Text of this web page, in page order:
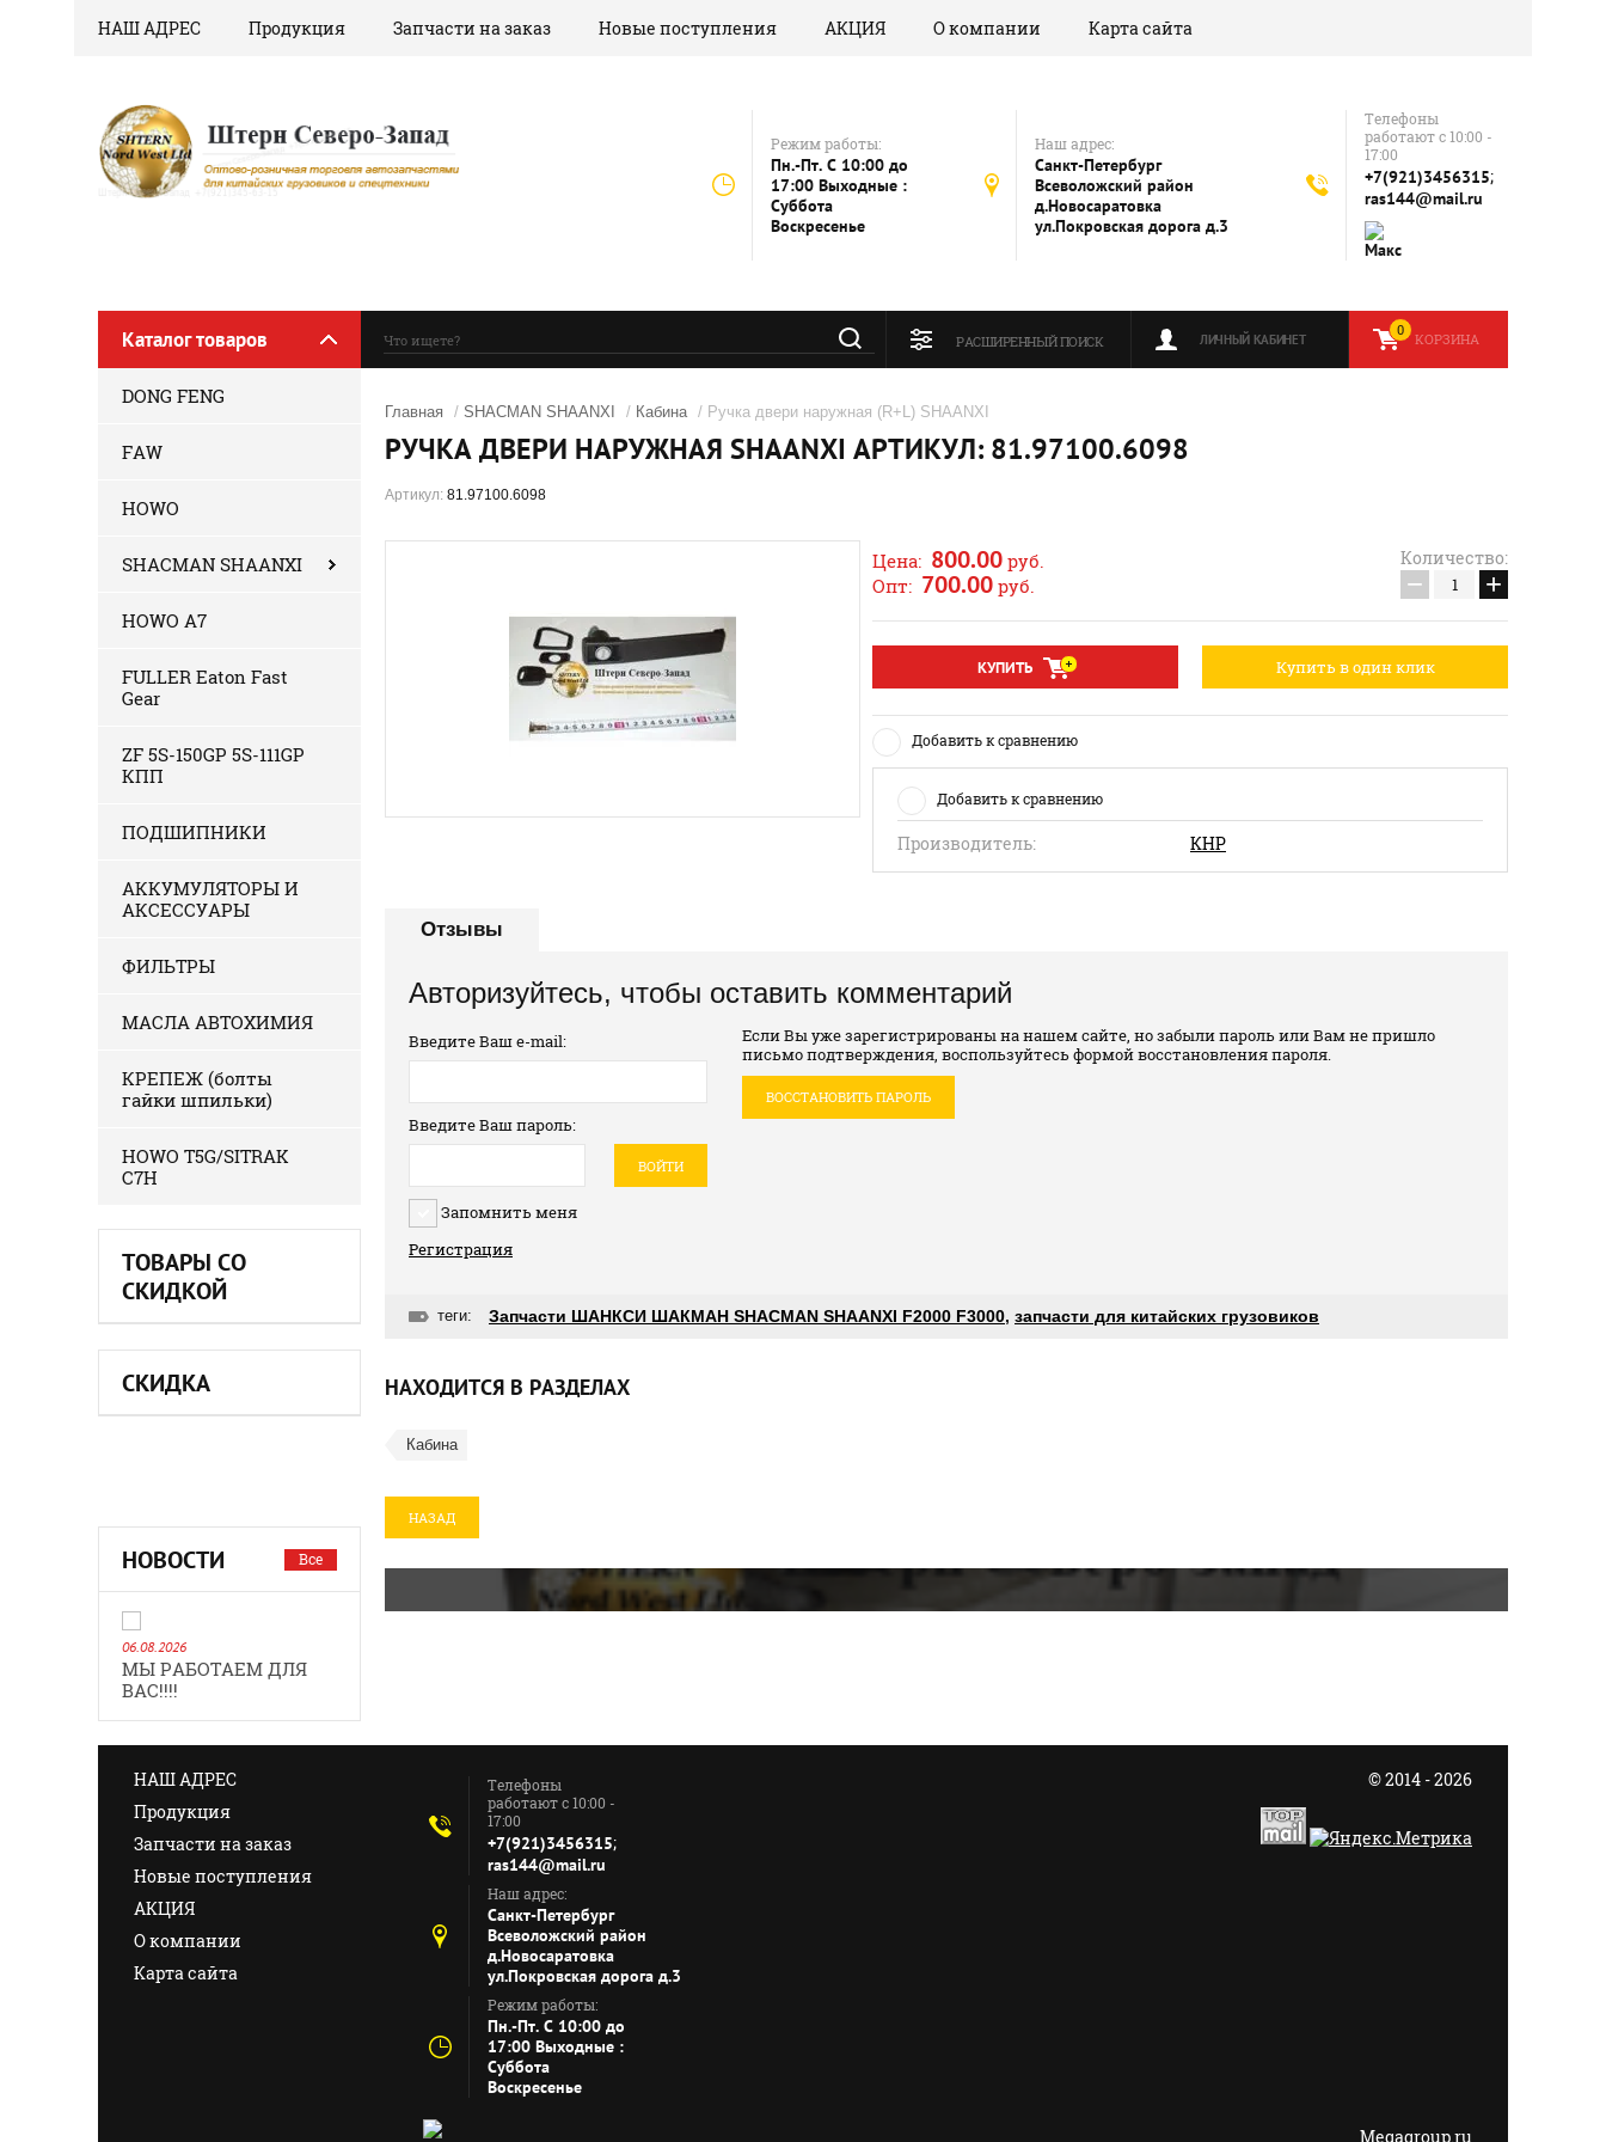
НАШ АДРЕС Продукция Запчасти на заказ Новые поступления АКЦИЯ О компании Карта сайта
Режим работы:
Пн.-Пт. C 10:00 до
17:00 Выходные :
Суббота
Воскресенье
Наш адрес:
Санкт-Петербург
Всеволожский район
д.Новосаратовка
ул.Покровская дорога д.3
Телефоны
работают с 10:00 -
17:00
+7(921)3456315;
ras144@mail.ru
Каталог товаров КОРЗИНА
0
ЛИЧНЫЙ КАБИНЕТ
РАСШИРЕННЫЙ ПОИСК
DONG FENG
FAW
HOWO
SHACMAN SHAANXI
HOWO A7
FULLER Eaton Fast
Gear
ZF 5S-150GP 5S-111GP
КПП
ПОДШИПНИКИ
АККУМУЛЯТОРЫ И
АКСЕССУАРЫ
ФИЛЬТРЫ
МАСЛА АВТОХИМИЯ
КРЕПЕЖ (болты
гайки шпильки)
HOWO T5G/SITRAK
C7H
ТОВАРЫ СО
СКИДКОЙ
СКИДКА
НОВОСТИ Все
06.08.2026
МЫ РАБОТАЕМ ДЛЯ
ВАС!!!!
Главная / SHACMAN SHAANXI / Кабина / Ручка двери наружная (R+L) SHAANXI
РУЧКА ДВЕРИ НАРУЖНАЯ SHAANXI АРТИКУЛ: 81.97100.6098
Артикул: 81.97100.6098
Цена: 800.00 руб.
Опт: 700.00 руб.
Количество:
− +
КУПИТЬ Купить в один клик
Добавить к сравнению
Добавить к сравнению
Производитель: КНР
Отзывы
Авторизуйтесь, чтобы оставить комментарий
Введите Ваш e-mail:
Введите Ваш пароль:
ВОЙТИ
Запомнить меня
Регистрация
Если Вы уже зарегистрированы на нашем сайте, но забыли пароль или Вам не пришло
письмо подтверждения, воспользуйтесь формой восстановления пароля.
ВОССТАНОВИТЬ ПАРОЛЬ
теги: Запчасти ШАНКСИ ШАКМАН SHACMAN SHAANXI F2000 F3000, запчасти для китайских грузовиков
НАХОДИТСЯ В РАЗДЕЛАХ
Кабина
НАЗАД
НАШ АДРЕС
Продукция
Запчасти на заказ
Новые поступления
АКЦИЯ
О компании
Карта сайта
Телефоны
работают с 10:00 -
17:00
+7(921)3456315;
ras144@mail.ru
Наш адрес:
Санкт-Петербург
Всеволожский район
д.Новосаратовка
ул.Покровская дорога д.3
Режим работы:
Пн.-Пт. C 10:00 до
17:00 Выходные :
Суббота
Воскресенье
© 2014 - 2026
Megagroup.ru